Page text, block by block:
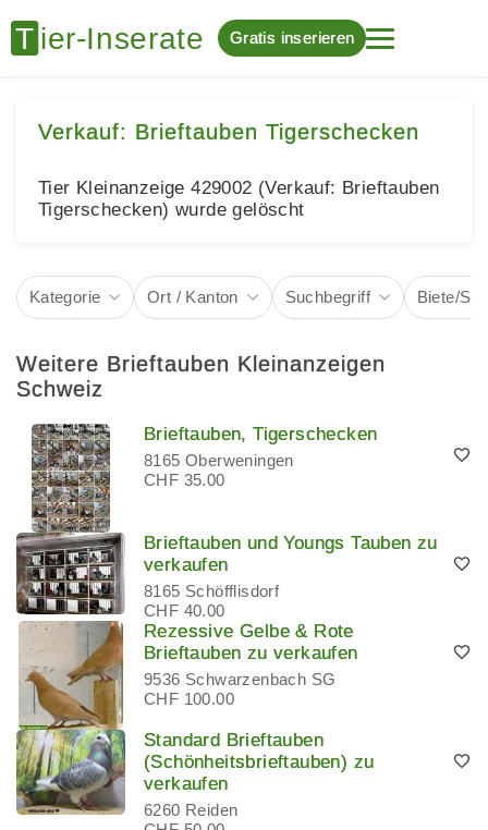
Gratis inserieren
Verkauf: Brieftauben Tigerschecken
Tier Kleinanzeige 429002 (Verkauf: Brieftauben
Tigerschecken) wurde gelöscht
Kategorie Ort / Kanton Suchbegriff Biete/
Weitere Brieftauben Kleinanzeigen
Schweiz
Brieftauben, Tigerschecken
8165 Oberweningen
CHF 35.00
Brieftauben und Youngs Tauben zu
verkaufen
8165 Schöfflisdorf
CHF 40.00
Rezessive Gelbe & Rote
Brieftauben zu verkaufen
9536 Schwarzenbach SG
CHF 100.00
Standard Brieftauben
(Schönheitsbrieftauben) zu
verkaufen
6260 Reiden